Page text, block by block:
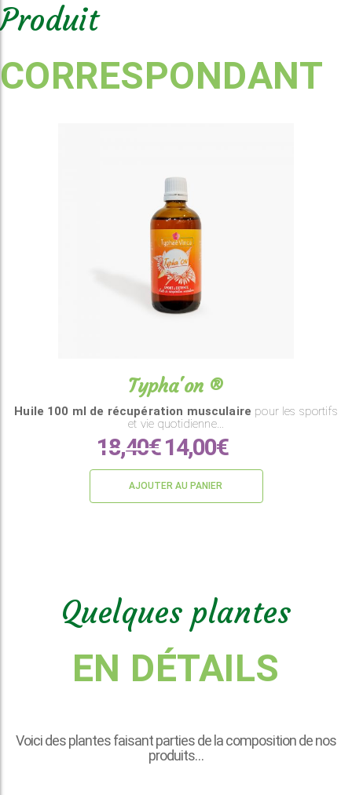
Produit
CORRESPONDANT
Typha'on ®
Huile 100 ml de récupération musculaire pour les sportifs
et vie quotidienne…
18,40€14,00€
AJOUTER AU PANIER
Quelques plantes
EN DÉTAILS
Voici des plantes faisant parties de la composition de nos
produits…